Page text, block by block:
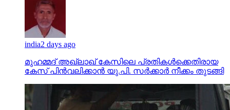
india2 days ago
മുഹമ്മദ് അഖ്‌ലാഖ് കേസിലെ പ്രതികള്‍ക്കെതിരായ
കേസ് പിന്‍വലിക്കാന്‍ യു.പി. സര്‍ക്കാര്‍ നീക്കം തുടങ്ങി